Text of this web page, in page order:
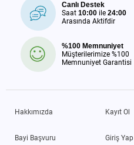
Canlı Destek
Saat 10:00 ile 24:00
Arasında Aktifdir
%100 Memnuniyet
Müşterilerimize %100
Memnuniyet Garantisi
Hakkımızda
Bayi Başvuru
Kayıt Ol
Giriş Yap